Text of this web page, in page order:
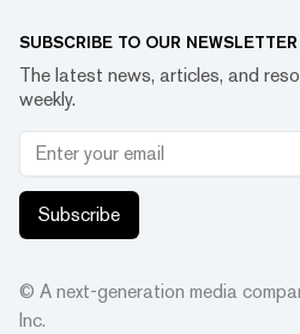
SUBSCRIBE TO OUR NEWSLETTER
The latest news, articles, and
weekly.
Subscribe
© A next-generation media
Inc.